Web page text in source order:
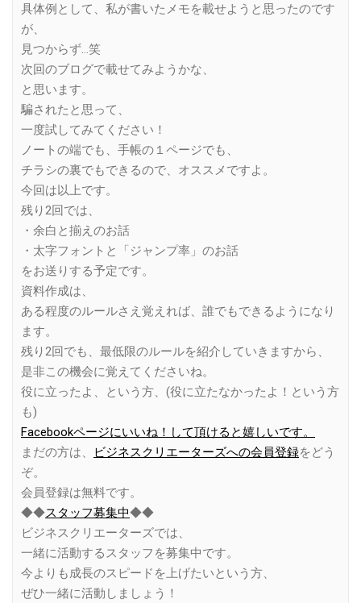
具体例として、私が書いたメモを載せようと思ったのです
が、
見つからず…笑
次回のブログで載せてみようかな、
と思います。
騙されたと思って、
一度試してみてください！
ノートの端でも、手帳の１ページでも、
チラシの裏でもできるので、オススメですよ。
今回は以上です。
残り2回では、
・余白と揃えのお話
・太字フォントと「ジャンプ率」のお話
をお送りする予定です。
資料作成は、
ある程度のルールさえ覚えれば、誰でもできるようになり
ます。
残り2回でも、最低限のルールを紹介していきますから、
是非この機会に覚えてくださいね。
役に立ったよ、という方、(役に立たなかったよ！という方
も)
Facebookページにいいね！して頂けると嬉しいです。
まだの方は、
ビジネスクリエーターズへの会員登録をどう
ぞ。
会員登録は無料です。
◆◆スタッフ募集中◆◆
ビジネスクリエーターズでは、
一緒に活動するスタッフを募集中です。
今よりも成長のスピードを上げたいという方、
ぜひ一緒に活動しましょう！